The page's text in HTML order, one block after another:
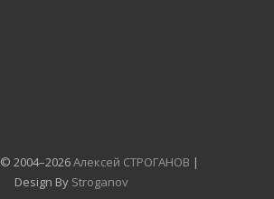
2004–2026Алексей СТРОГАНОВ |
Design By Stroganov